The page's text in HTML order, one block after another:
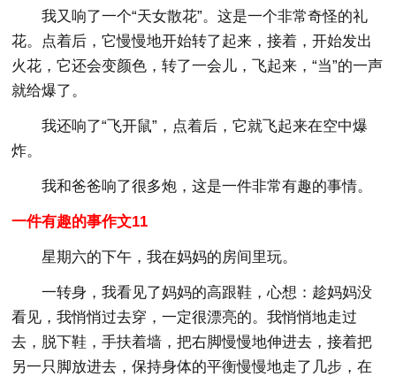
我又响了一个“天女散花”。这是一个非常奇怪的礼
花。点着后，它慢慢地开始转了起来，接着，开始发出
火花，它还会变颜色，转了一会儿，飞起来，“当”的一声
就给爆了。
我还响了“飞开鼠”，点着后，它就飞起来在空中爆
炸。
我和爸爸响了很多炮，这是一件非常有趣的事情。
一件有趣的事作文11
星期六的下午，我在妈妈的房间里玩。
一转身，我看见了妈妈的高跟鞋，心想：趁妈妈没
看见，我悄悄过去穿，一定很漂亮的。我悄悄地走过
去，脱下鞋，手扶着墙，把右脚慢慢地伸进去，接着把
另一只脚放进去，保持身体的平衡慢慢地走了几步，在